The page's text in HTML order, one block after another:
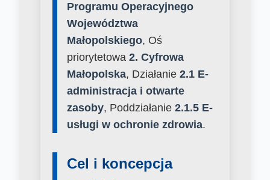
Programu Operacyjnego
Województwa
Małopolskiego, Oś
priorytetowa2. Cyfrowa
Małopolska, Działanie2.1 E-
administracja i otwarte
zasoby, Poddziałanie2.1.5 E-
usługi w ochronie zdrowia.
Cel i koncepcja